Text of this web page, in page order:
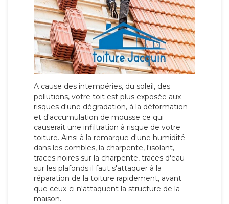
A cause des intempéries, du soleil, des
pollutions, votre toit est plus exposée aux
risques d'une dégradation, à la déformation
et d'accumulation de mousse ce qui
causerait une infiltration à risque de votre
toiture. Ainsi à la remarque d'une humidité
dans les combles, la charpente, l'isolant,
traces noires sur la charpente, traces d'eau
sur les plafonds il faut s'attaquer à la
réparation de la toiture rapidement, avant
que ceux-ci n'attaquent la structure de la
maison.